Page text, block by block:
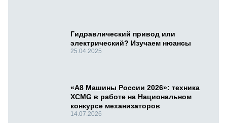
Гидравлический привод или
электрический? Изучаем нюансы
25.04.2025
«А8 Машины России 2026»: техника
XCMG в работе на Национальном
конкурсе механизаторов
14.07.2026